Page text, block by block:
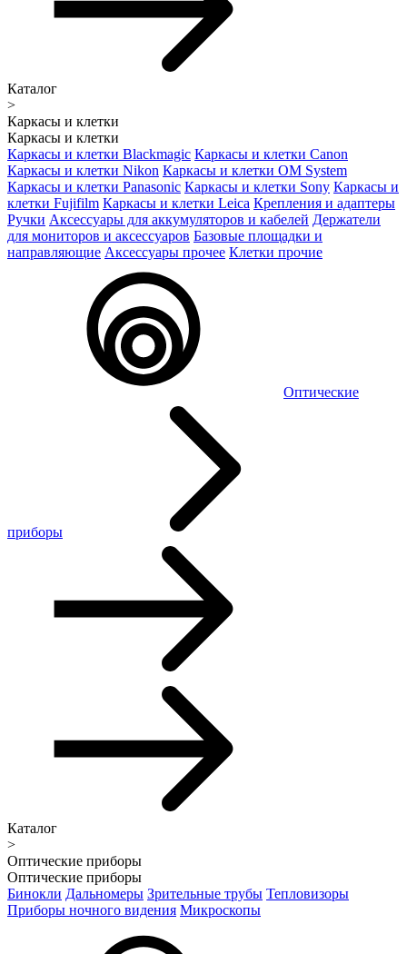
Каталог
>
Каркасы и клетки
Каркасы и клетки
Каркасы и клетки Blackmagic Каркасы и клетки Canon
Каркасы и клетки Nikon Каркасы и клетки OM System
Каркасы и клетки Panasonic Каркасы и клетки Sony Каркасы и
клетки Fujifilm Каркасы и клетки Leica Крепления и адаптеры
Ручки Аксессуары для аккумуляторов и кабелей Держатели
для мониторов и аксессуаров Базовые площадки и
направляющие Аксессуары прочее Клетки прочие
Оптические
приборы
Каталог
>
Оптические приборы
Оптические приборы
Бинокли Дальномеры Зрительные трубы Тепловизоры
Приборы ночного видения Микроскопы